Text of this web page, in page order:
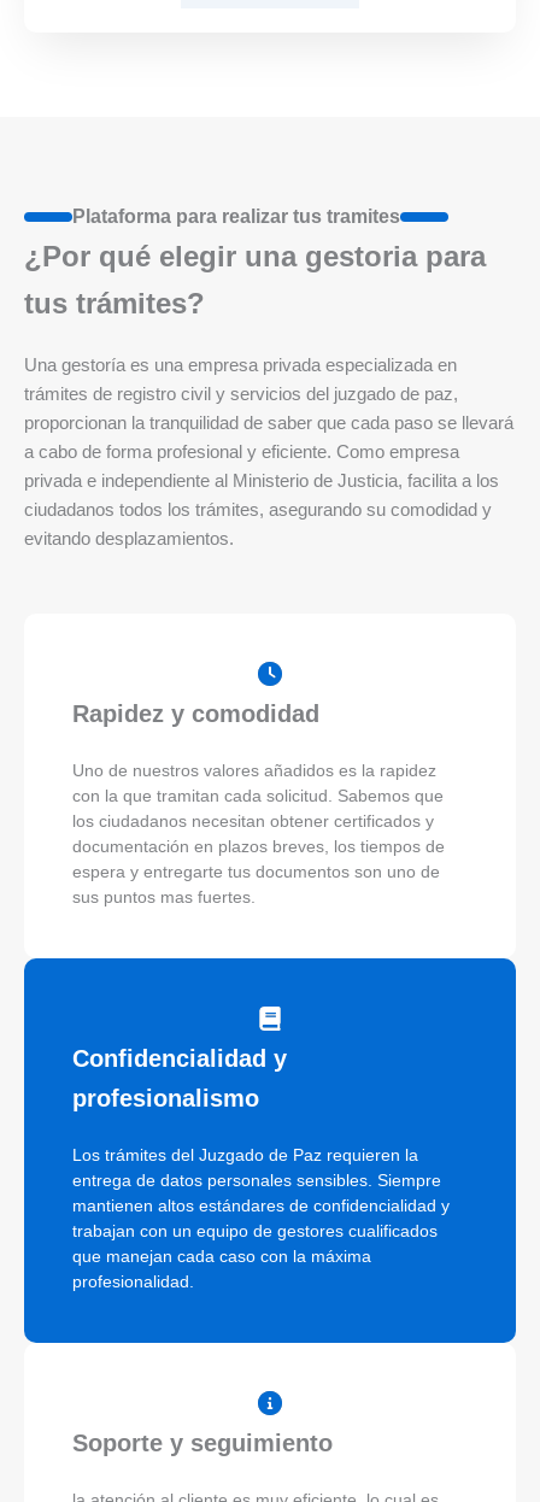
Plataforma para realizar tus tramites
¿Por qué elegir una gestoria para
tus trámites?
Una gestoría es una empresa privada especializada en
trámites de registro civil y servicios del juzgado de paz,
proporcionan la tranquilidad de saber que cada paso se llevará
a cabo de forma profesional y eficiente. Como empresa
privada e independiente al Ministerio de Justicia, facilita a los
ciudadanos todos los trámites, asegurando su comodidad y
evitando desplazamientos.
Rapidez y comodidad
Uno de nuestros valores añadidos es la rapidez
con la que tramitan cada solicitud. Sabemos que
los ciudadanos necesitan obtener certificados y
documentación en plazos breves, los tiempos de
espera y entregarte tus documentos son uno de
sus puntos mas fuertes.
Confidencialidad y
profesionalismo
Los trámites del Juzgado de Paz requieren la
entrega de datos personales sensibles. Siempre
mantienen altos estándares de confidencialidad y
trabajan con un equipo de gestores cualificados
que manejan cada caso con la máxima
profesionalidad.
Soporte y seguimiento